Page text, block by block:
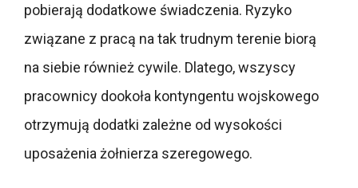
pobierają dodatkowe świadczenia. Ryzyko
związane z pracą na tak trudnym terenie biorą
na siebie również cywile. Dlatego, wszyscy
pracownicy dookoła kontyngentu wojskowego
otrzymują dodatki zależne od wysokości
uposażenia żołnierza szeregowego.